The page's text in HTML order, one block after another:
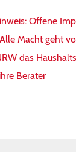
Offene
Alle Macht geht
das
Berater